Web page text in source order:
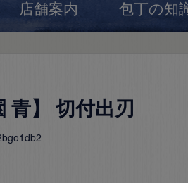
店舗案内 包丁の知
青】 切付出刃